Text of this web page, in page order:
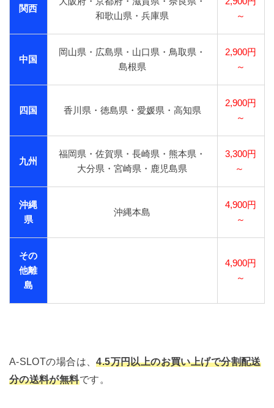
関西
和歌山県・兵庫県
～
中国
岡山県・広島県・山口県・鳥取県・
島根県
2,900円
～
四国 香川県・徳島県・愛媛県・高知県
2,900円
～
九州
福岡県・佐賀県・長崎県・熊本県・
大分県・宮崎県・鹿児島県
3,300円
～
沖縄
県
沖縄本島
4,900円
～
その
他離
島
4,900円
～
A-SLOTの場合は、4.5万円以上のお買い上げで分割配送
分の送料が無料です。